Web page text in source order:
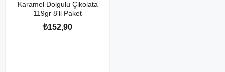
Karamel Dolgulu Çikolata
119gr 8'li Paket
₺152,90